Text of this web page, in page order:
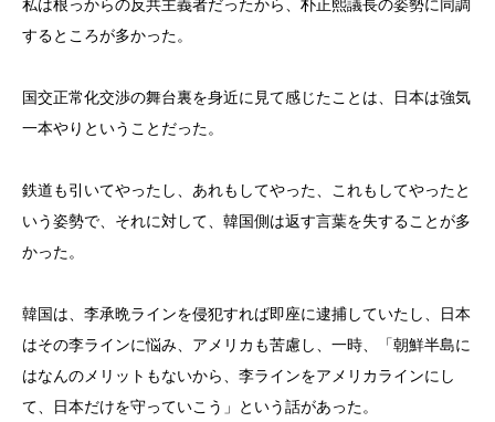
私は根っからの反共主義者だったから、朴正熙議長の姿勢に同調
するところが多かった。
国交正常化交渉の舞台裏を身近に見て感じたことは、日本は強気
一本やりということだった。
鉄道も引いてやったし、あれもしてやった、これもしてやったと
いう姿勢で、それに対して、韓国側は返す言葉を失することが多
かった。
韓国は、李承晩ラインを侵犯すれば即座に逮捕していたし、日本
はその李ラインに悩み、アメリカも苦慮し、一時、「朝鮮半島に
はなんのメリットもないから、李ラインをアメリカラインにし
て、日本だけを守っていこう」という話があった。